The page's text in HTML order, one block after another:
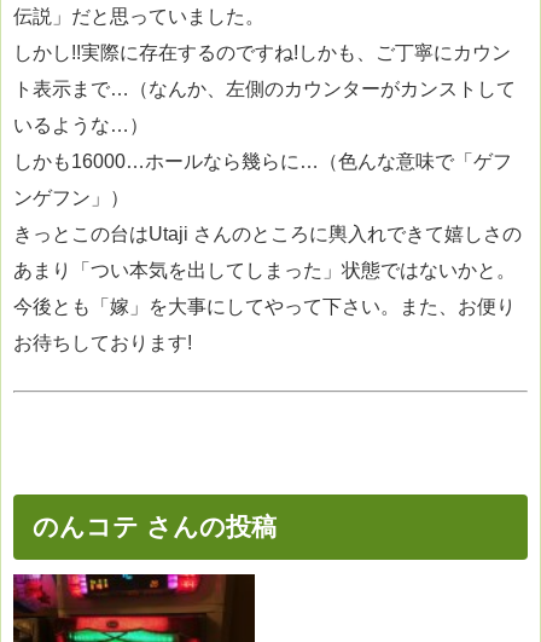
伝説」だと思っていました。
しかし!!実際に存在するのですね!しかも、ご丁寧にカウン
ト表示まで…（なんか、左側のカウンターがカンストして
いるような…）
しかも16000…ホールなら幾らに…（色んな意味で「ゲフ
ンゲフン」）
きっとこの台はUtaji さんのところに輿入れできて嬉しさの
あまり「つい本気を出してしまった」状態ではないかと。
今後とも「嫁」を大事にしてやって下さい。また、お便り
お待ちしております!
のんコテ さんの投稿